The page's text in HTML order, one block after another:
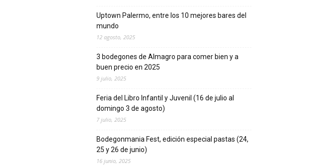
Uptown Palermo, entre los 10 mejores bares del
mundo
12 agosto, 2025
3 bodegones de Almagro para comer bien y a
buen precio en 2025
9 julio, 2025
Feria del Libro Infantil y Juvenil (16 de julio al
domingo 3 de agosto)
7 julio, 2025
Bodegonmania Fest, edición especial pastas (24,
25 y 26 de junio)
16 junio, 2025